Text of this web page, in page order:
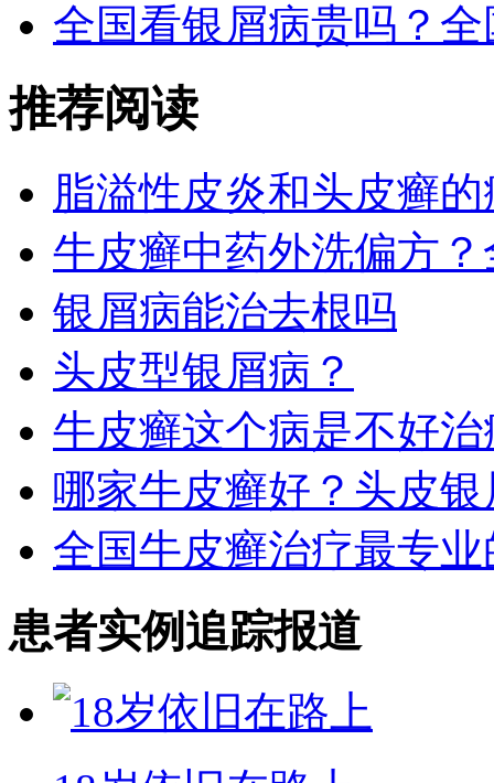
全国看银屑病贵吗？
推荐阅读
脂溢性皮炎和头皮癣
牛皮癣中药外洗偏方
银屑病能治去根吗
头皮型银屑病？
牛皮癣这个病是不好
哪家牛皮癣好？头皮
全国牛皮癣治疗最专
患者实例追踪报道